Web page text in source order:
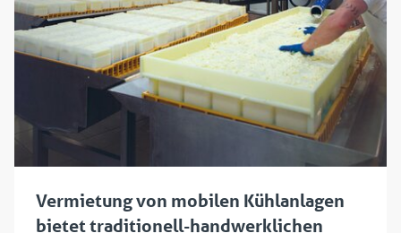
Vermietung von mobilen Kühlanlagen
bietet traditionell-handwerklichen